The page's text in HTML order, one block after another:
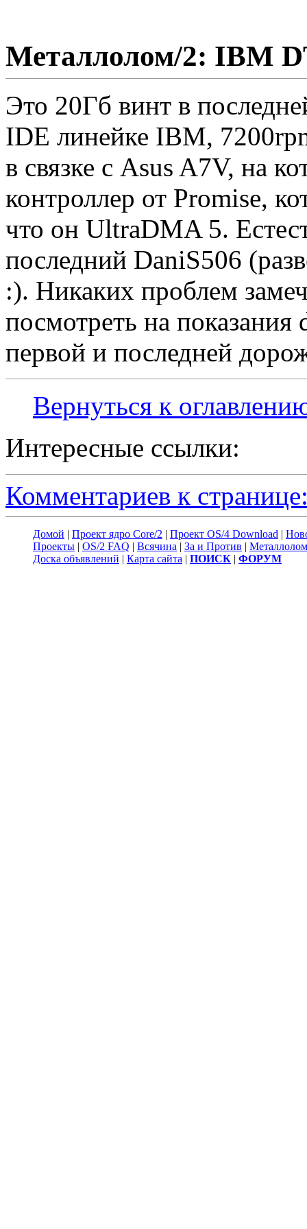
Металлолом/2: IBM
Это 20Гб винт в
IDE линейке IBM,
в связке с Asus A7V, на
контроллер от Promise,
что он UltraDMA 5.
последний DaniS506
:). Никаких проблем
посмотреть на
первой и последней
Вернуться к
Интересные ссылки:
Комментариев к
Домой | Проект ядро Core/2 | Проект OS/4 Download |
Проекты | OS/2 FAQ | Всячина | За и Против | Металлолом
Доска объявлений | Карта сайта | ПОИСК | ФОРУМ